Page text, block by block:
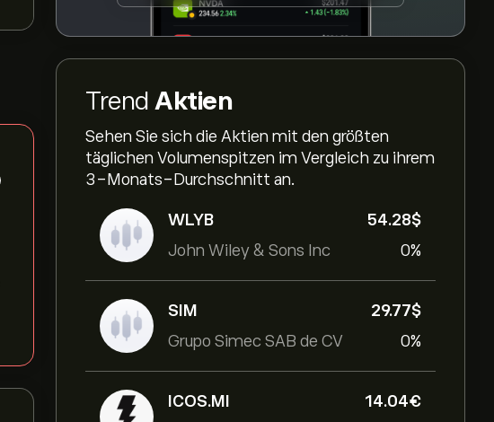
Trend Aktien
Sehen Sie sich die Aktien mit den größten
täglichen Volumenspitzen im Vergleich zu ihrem
3-Monats-Durchschnitt an.
WLYB
John Wiley & Sons Inc
54.28‎$‎
0%
SIM
Grupo Simec SAB de CV
29.77‎$‎
0%
ICOS.MI
14.04‎€‎